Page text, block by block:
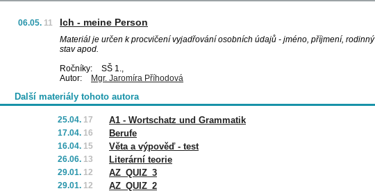
06.05. 11 Ich - meine Person
Materiál je určen k procvičení vyjadřování osobních údajů - jméno, příjmení, rodinný
stav apod.
Ročníky:
SŠ 1.,
Autor:
Mgr. Jaromíra Příhodová
Další materiály tohoto autora
25.04. 17 A1 - Wortschatz und Grammatik
17.04. 16 Berufe
16.04. 15 Věta a výpověď - test
26.06. 13 Literární teorie
29.01. 12 AZ_QUIZ_3
29.01. 12 AZ_QUIZ_2